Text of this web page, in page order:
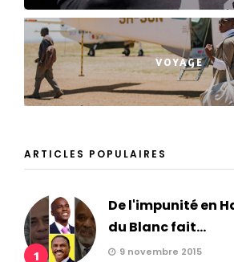
VOYAGE
ARTICLES POPULAIRES
1
De l'impunité en
du Blanc fait...
9 novembre 2015